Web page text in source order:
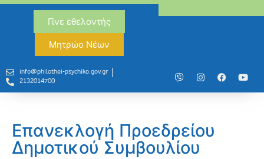
Γίνε εθελοντής
Μητρώο Νέων
info@philothei-psychiko.gov.gr
2132014700
Επανεκλογή Προεδρείου
Δημοτικού Συμβουλίου